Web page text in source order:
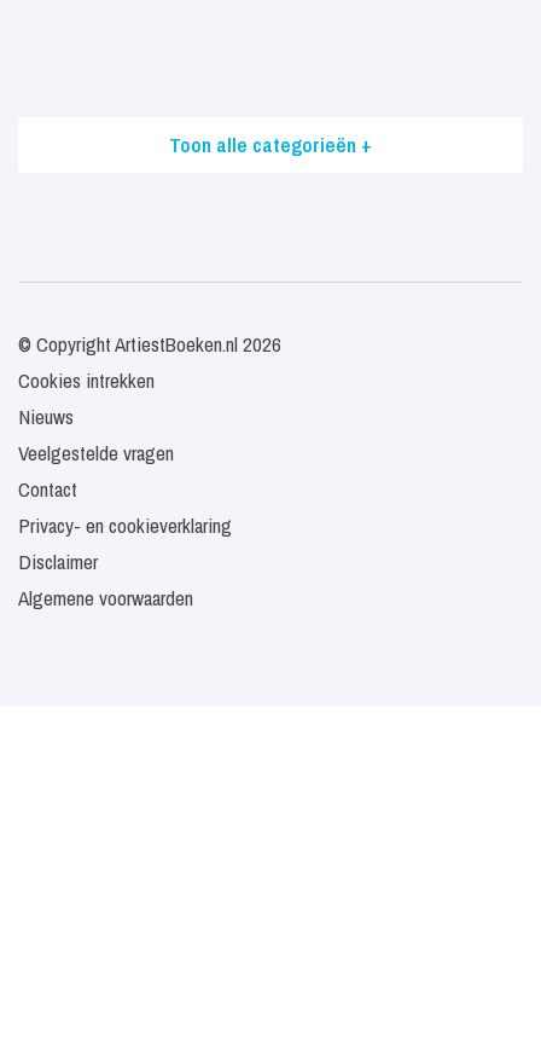
Toon alle categorieën +
© Copyright ArtiestBoeken.nl 2026
Cookies intrekken
Nieuws
Veelgestelde vragen
Contact
Privacy- en cookieverklaring
Disclaimer
Algemene voorwaarden